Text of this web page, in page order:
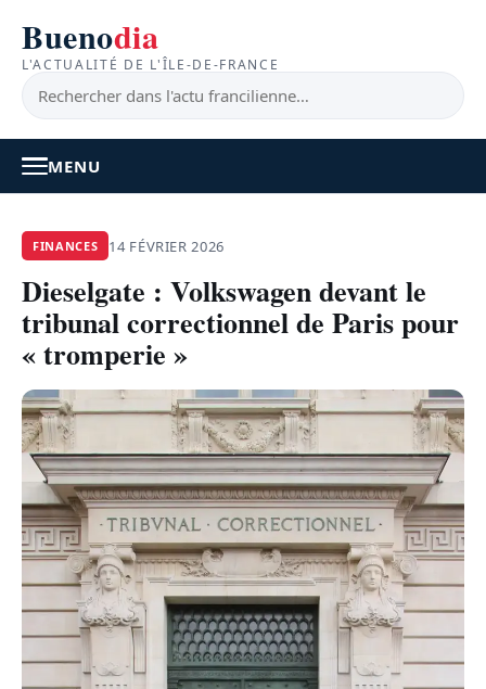
Buenodia
L'ACTUALITÉ DE L'ÎLE-DE-FRANCE
MENU
ACTUALITÉ
BONS PLANS
FEEL GOOD
FAITS DIVERS
TRANSPORTS
ÉCONOMIE
POLITIQUE
FINANCES 14 FÉVRIER 2026
Dieselgate : Volkswagen devant le
tribunal correctionnel de Paris pour
« tromperie »